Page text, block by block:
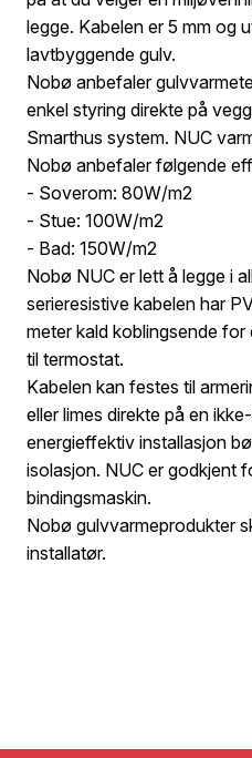
legge. Kabelen er 5 mm og
lavtbyggende gulv.
Nobø anbefaler
enkel styring direkte på
Smarthus system. NUC
Nobø anbefaler følgende
- Soverom: 80W/m2
- Stue: 100W/m2
- Bad: 150W/m2
Nobø NUC er lett å legge i
serieresistive kabelen har
meter kald koblingsende
til termostat.
Kabelen kan festes til
eller limes direkte på en
energieffektiv installasjon
isolasjon. NUC er godkjent
bindingsmaskin.
Nobø gulvvarmeprodukter
installatør.